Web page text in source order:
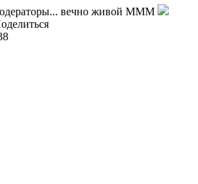
вечно живой МММ